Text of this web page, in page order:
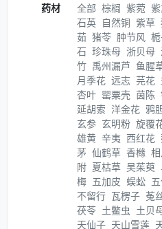
药材 全部 棕榈 紫菀
石英 自然铜 紫草
茹 猪苓 肿节风
石 珍珠母 浙贝母
竹 禹州漏芦 鱼腥
月季花 远志 芫花
杏叶 罂粟壳 茵陈
延胡索 洋金花 鸦
玄参 玄明粉 旋覆
雄黄 辛夷 西红花
茅 仙鹤草 香橼
附 夏枯草 吴茱萸
梅 五加皮 蜈蚣
不留行 瓦楞子 菟
茯苓 土鳖虫 土贝
天仙子 天山雪莲